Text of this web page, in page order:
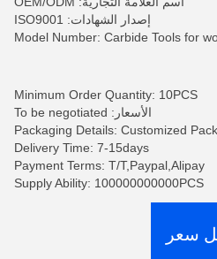
إصدار الشهادات: ISO9001
Model Number: Carbide Tools for
Minimum Order Quantity: 10PCS
الأسعار: To be negotiated
Packaging Details: Customized
Delivery Time: 7-15days
Payment Terms: T/T,Paypal,Alipay
Supply Ability: 100000000000PCS
سعر